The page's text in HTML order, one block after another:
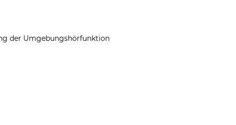
der Umgebungshörfunktion